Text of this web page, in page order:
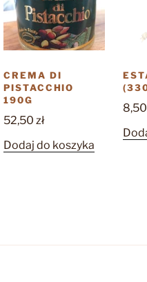
CREMA DI
PISTACCHIO
190G
52,50 zł
Dodaj do koszyka
8,50